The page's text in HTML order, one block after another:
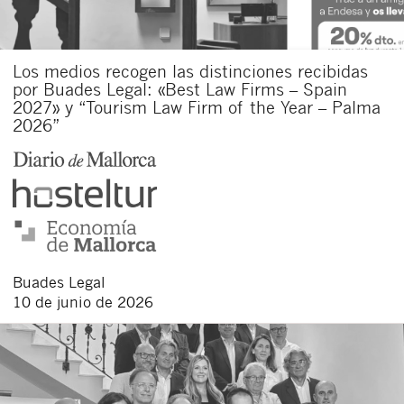
Los medios recogen las distinciones recibidas
por Buades Legal: «Best Law Firms – Spain
2027» y “Tourism Law Firm of the Year – Palma
2026”
Buades Legal
10 de junio de 2026